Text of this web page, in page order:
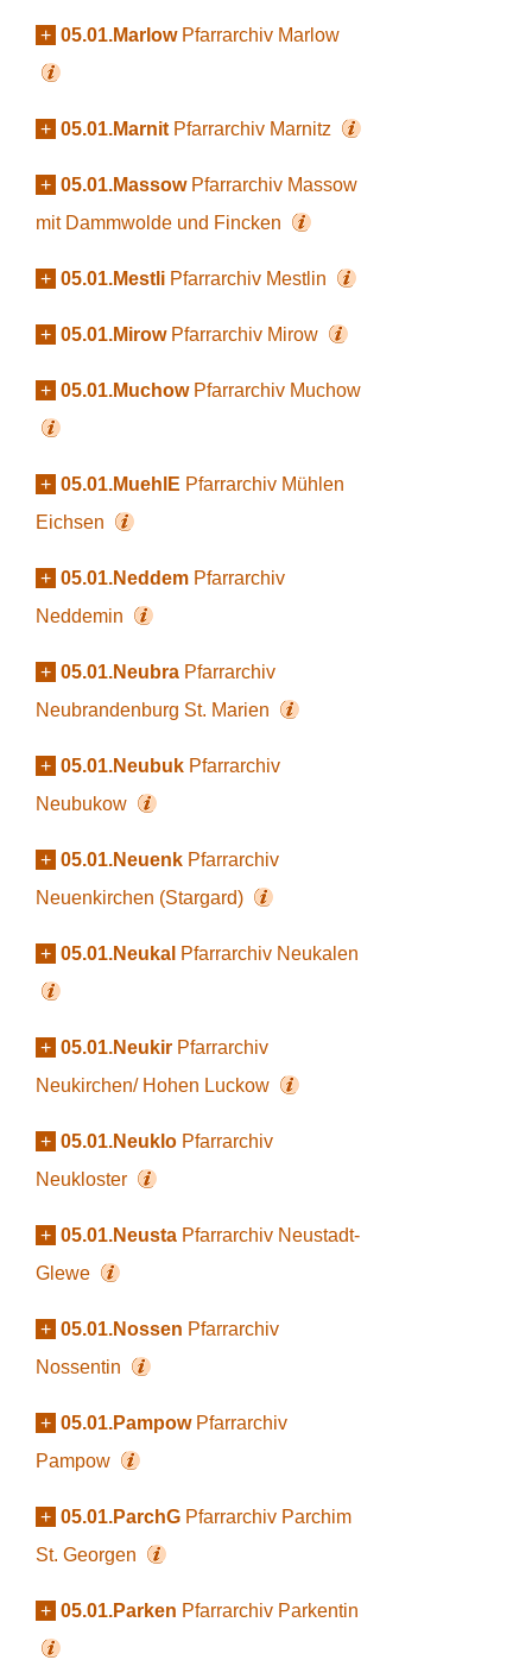
+ 05.01.Marlow Pfarrarchiv Marlow
+ 05.01.Marnit Pfarrarchiv Marnitz
+ 05.01.Massow Pfarrarchiv Massow
mit Dammwolde und Fincken
+ 05.01.Mestli Pfarrarchiv Mestlin
+ 05.01.Mirow Pfarrarchiv Mirow
+ 05.01.Muchow Pfarrarchiv Muchow
+ 05.01.MuehlE Pfarrarchiv Mühlen
Eichsen
+ 05.01.Neddem Pfarrarchiv
Neddemin
+ 05.01.Neubra Pfarrarchiv
Neubrandenburg St. Marien
+ 05.01.Neubuk Pfarrarchiv
Neubukow
+ 05.01.Neuenk Pfarrarchiv
Neuenkirchen (Stargard)
+ 05.01.Neukal Pfarrarchiv Neukalen
+ 05.01.Neukir Pfarrarchiv
Neukirchen/ Hohen Luckow
+ 05.01.Neuklo Pfarrarchiv
Neukloster
+ 05.01.Neusta Pfarrarchiv Neustadt-
Glewe
+ 05.01.Nossen Pfarrarchiv
Nossentin
+ 05.01.Pampow Pfarrarchiv
Pampow
+ 05.01.ParchG Pfarrarchiv Parchim
St. Georgen
+ 05.01.Parken Pfarrarchiv Parkentin